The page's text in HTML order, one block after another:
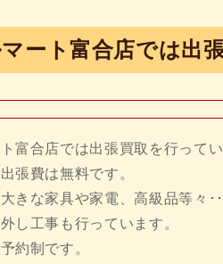
ート富合店では出
富合店では出張買取を行ってい
張費は無料です。
きな家具や家電、高級品等々･･
し工事も行っています。
約制です。